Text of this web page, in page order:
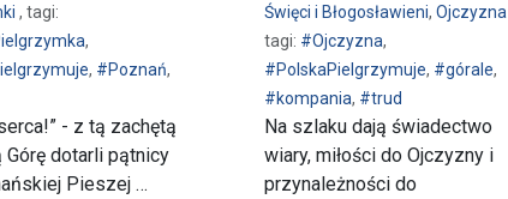
, tagi:
,
, #Poznań,
- z tą zachętą
Górę dotarli pątnicy
Pieszej …
Święci i Błogosławieni, Ojczyzna
tagi: #Ojczyzna,
#PolskaPielgrzymuje, #górale,
#kompania, #trud
Na szlaku dają świadectwo
wiary, miłości do Ojczyzny i
przynależności do